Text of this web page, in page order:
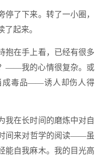
停了下来。转了一小圈，
起来。
抱在手上看，已经有很多
——我的心情很复杂。或
成毒品——诱人却伤人得
我在长时间的磨炼中对自
间来对哲学的阅读——虽
能自我麻木。我的目光高